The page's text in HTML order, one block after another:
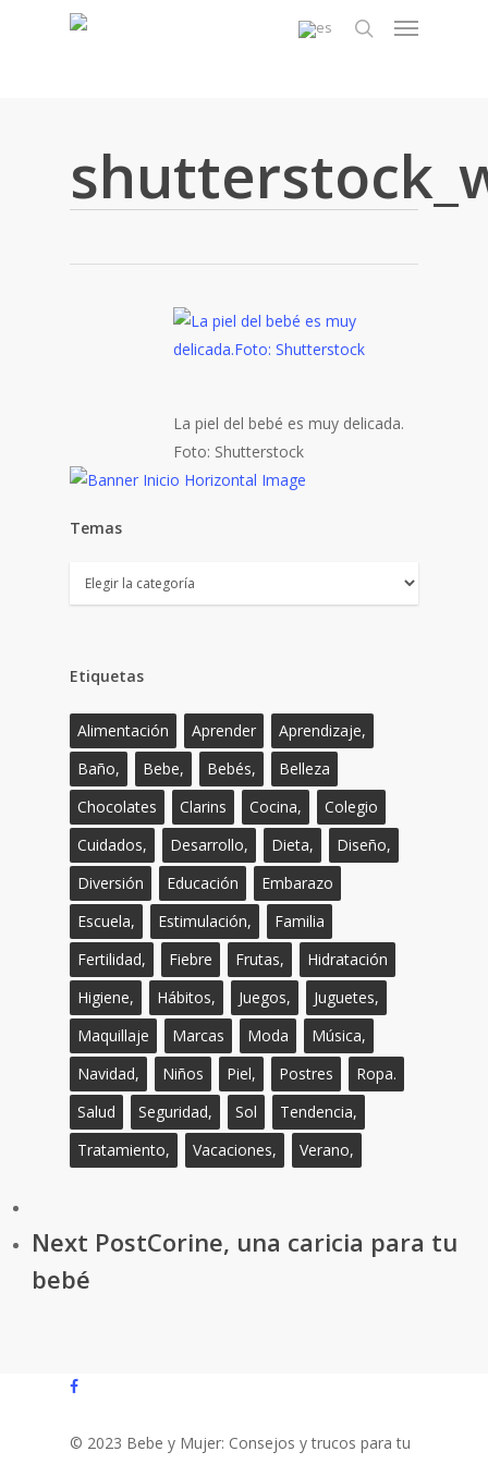
Menu
La piel del bebé es muy delicada.
Foto: Shutterstock
Temas
Temas
Etiquetas
Alimentación Aprender
Aprendizaje,
Baño,
Bebe, Bebés,
Belleza
Chocolates
Clarins Cocina,
Colegio
Cuidados,
Desarrollo, Dieta,
Diseño,
Diversión
Educación
Embarazo
Escuela,
Estimulación,
Familia
Fertilidad,
Fiebre Frutas,
Hidratación
Higiene,
Hábitos, Juegos,
Juguetes,
Maquillaje
Marcas Moda
Música,
Navidad,
Niños Piel, Postres
Ropa.
Salud
Seguridad, Sol
Tendencia,
Tratamiento,
Vacaciones, Verano,
Next PostCorine, una caricia para tu
bebé
facebook
© 2023 Bebe y Mujer: Consejos y trucos para tu